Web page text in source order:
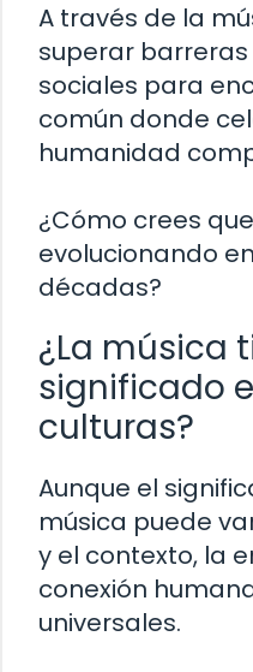
A través de la
superar
sociales para
común donde
humanidad
¿Cómo crees
evolucionando
décadas?
¿La música
significado
culturas?
Aunque el
música puede
y el contexto, la
conexión
universales.